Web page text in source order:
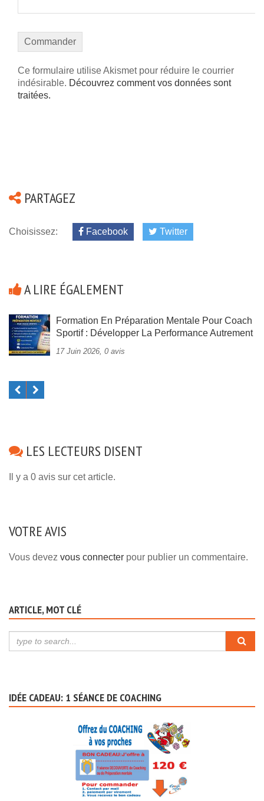
Ce formulaire utilise Akismet pour réduire le courrier
indésirable. Découvrez comment vos données sont
traitées.
PARTAGEZ
Choisissez: Facebook Twitter
A LIRE ÉGALEMENT
Formation En Préparation Mentale Pour Coach
Sportif : Développer La Performance Autrement
17 Juin 2026, 0 avis
LES LECTEURS DISENT
Il y a 0 avis sur cet article.
VOTRE AVIS
Vous devez vous connecter pour publier un commentaire.
ARTICLE, MOT CLÉ
IDÉE CADEAU: 1 SÉANCE DE COACHING